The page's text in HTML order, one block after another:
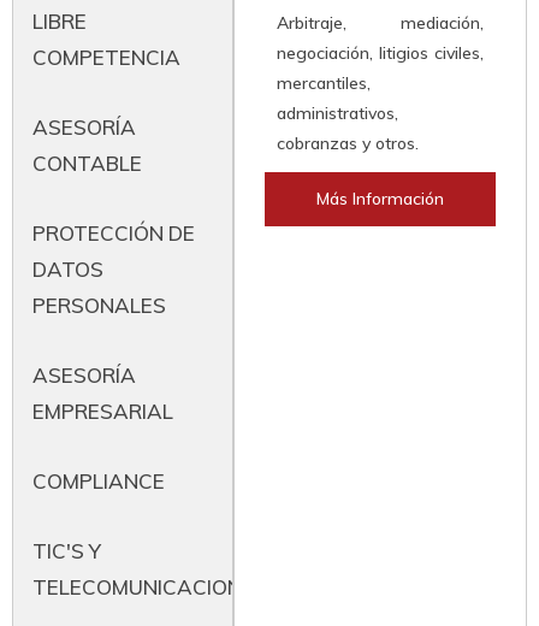
LIBRE
COMPETENCIA
ASESORÍA
CONTABLE
PROTECCIÓN DE
DATOS
PERSONALES
ASESORÍA
EMPRESARIAL
COMPLIANCE
TIC'S Y
TELECOMUNICACIONES
Arbitraje, mediación,
negociación, litigios civiles,
mercantiles,
administrativos,
cobranzas y otros.
Más Información